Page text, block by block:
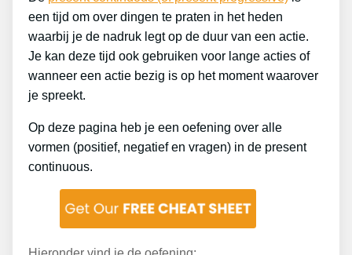
een tijd om over dingen te praten in het heden
waarbij je de nadruk legt op de duur van een actie.
Je kan deze tijd ook gebruiken voor lange acties of
wanneer een actie bezig is op het moment waarover
je spreekt.
Op deze pagina heb je een oefening over alle
vormen (positief, negatief en vragen) in de present
continuous.